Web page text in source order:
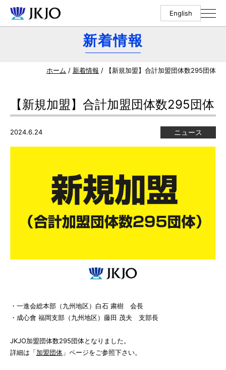
English
新着情報
ホーム / 新着情報 / 【新規加盟】合計加盟団体数295団体
【新規加盟】合計加盟団体数295団体
2024.6.24 ニュース
・一進会総本部（九州地区）白石 粛樹 会長
・成心會 福岡支部（九州地区）藤田 茂夫 支部長
JKJO加盟団体数295団体となりました。
詳細は「加盟団体 」ページをご参照下さい。